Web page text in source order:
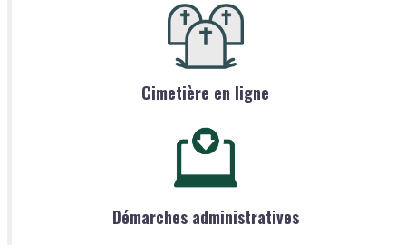
Cimetière en ligne
Démarches administratives